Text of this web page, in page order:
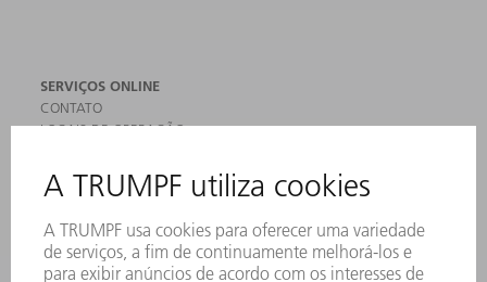
SERVIÇOS ONLINE
CONTATO
LOCAIS DE OPERAÇÃO
ASSINATURA DA NEWSLETTER
FICHAS DE DADOS DE SEGURANÇA
MÁQUINAS & SISTEMAS
LASER